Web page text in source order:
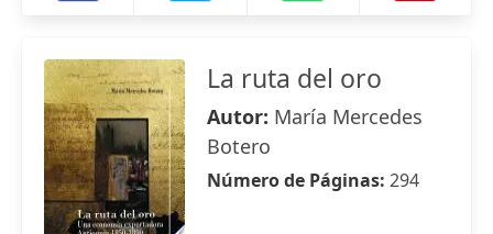
La ruta del oro
Autor: María Mercedes
Botero
Número de Páginas: 294